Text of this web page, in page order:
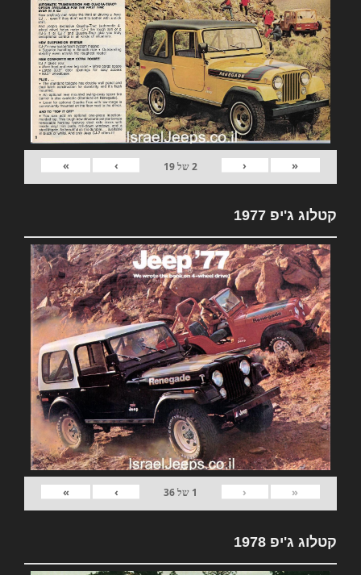
«
‹
2של19
›
»
קטלוג ג'יפ 1977
«
‹
1 של36
›
»
קטלוג ג'יפ 1978